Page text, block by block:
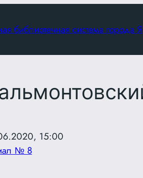
библиотечная система города
15:00
№ 8